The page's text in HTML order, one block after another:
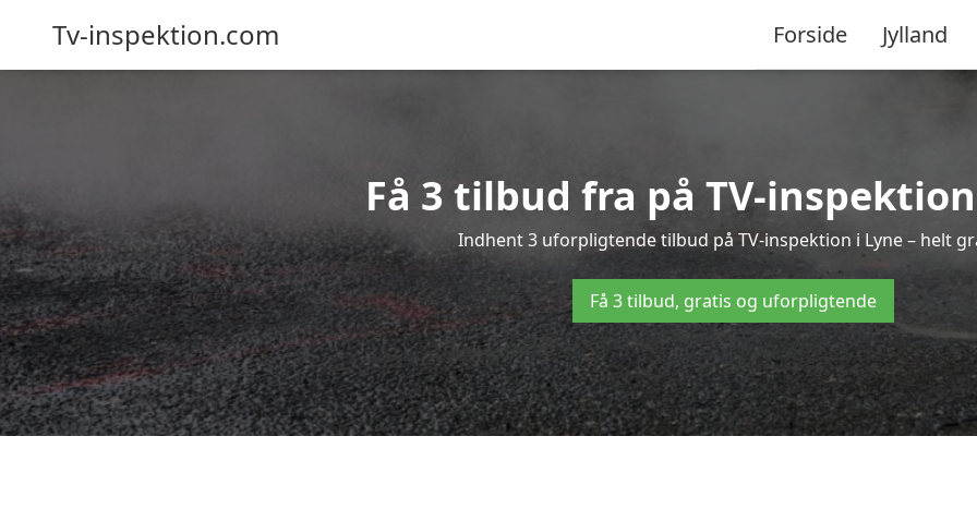
Tv-inspektion.com Forside Jylland
Få 3 tilbud fra på TV-
Indhent 3 uforpligtende tilbud på TV-inspektion i Lyne – helt
Få 3 tilbud, gratis og uforpligtende